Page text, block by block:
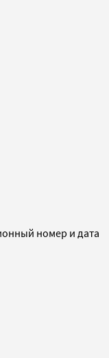
номер и дата